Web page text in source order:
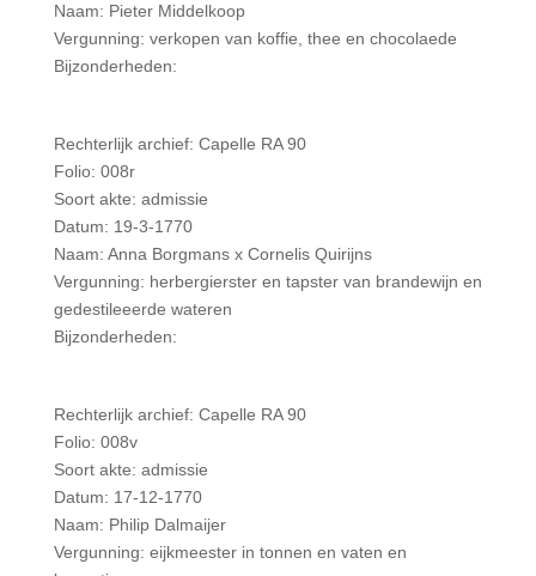
Naam: Pieter Middelkoop
Vergunning: verkopen van koffie, thee en chocolaede
Bijzonderheden:
Rechterlijk archief: Capelle RA 90
Folio: 008r
Soort akte: admissie
Datum: 19-3-1770
Naam: Anna Borgmans x Cornelis Quirijns
Vergunning: herbergierster en tapster van brandewijn en
gedestileeerde wateren
Bijzonderheden:
Rechterlijk archief: Capelle RA 90
Folio: 008v
Soort akte: admissie
Datum: 17-12-1770
Naam: Philip Dalmaijer
Vergunning: eijkmeester in tonnen en vaten en